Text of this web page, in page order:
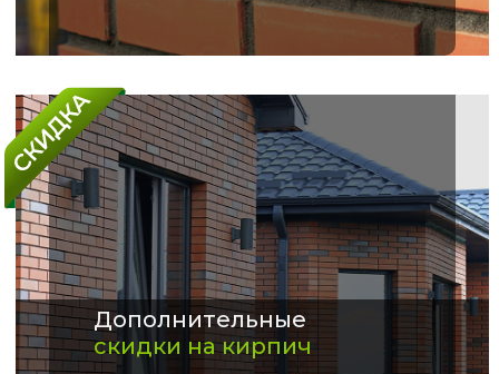
Дополнительные
скидки на кирпич